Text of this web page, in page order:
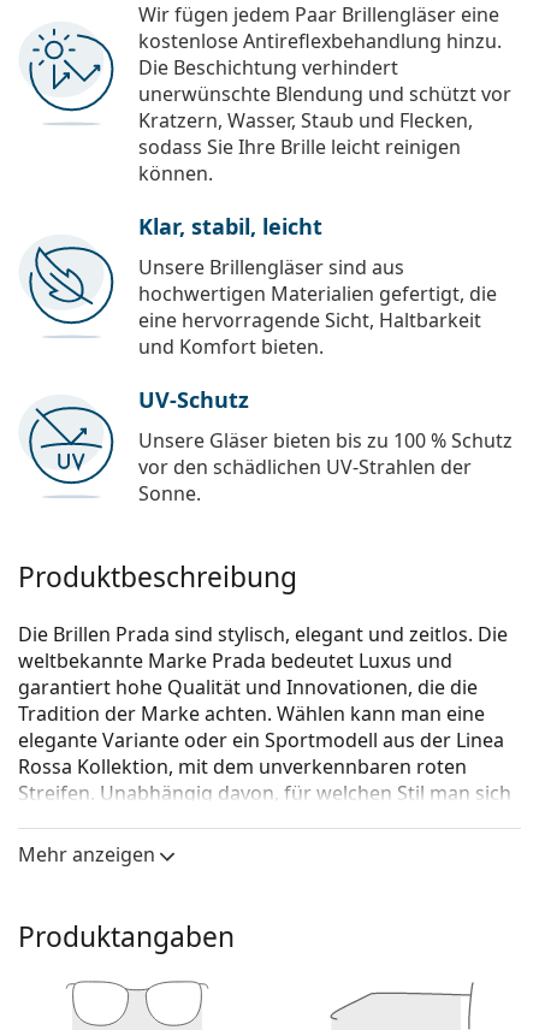
Wir fügen jedem Paar Brillengläser eine
kostenlose Antireflexbehandlung hinzu.
Die Beschichtung verhindert
unerwünschte Blendung und schützt vor
Kratzern, Wasser, Staub und Flecken,
sodass Sie Ihre Brille leicht reinigen
können.
Klar, stabil, leicht
Unsere Brillengläser sind aus
hochwertigen Materialien gefertigt, die
eine hervorragende Sicht, Haltbarkeit
und Komfort bieten.
UV-Schutz
Unsere Gläser bieten bis zu 100 % Schutz
vor den schädlichen UV-Strahlen der
Sonne.
Produktbeschreibung
Die Brillen Prada sind stylisch, elegant und zeitlos. Die
weltbekannte Marke Prada bedeutet Luxus und
garantiert hohe Qualität und Innovationen, die die
Tradition der Marke achten. Wählen kann man eine
elegante Variante oder ein Sportmodell aus der Linea
Rossa Kollektion, mit dem unverkennbaren roten
Streifen. Unabhängig davon, für welchen Stil man sich
individuell und einmalig sein.
Brillenfassung
zu warmen Hauttönen und dunkelbraunem Haar.
Eine Quadratische Rahmenform ist eine ideale Wahl
Mehr anzeigen
Produktangaben